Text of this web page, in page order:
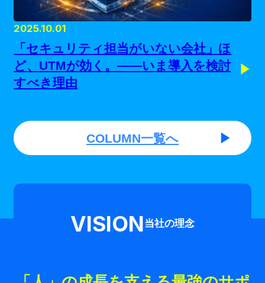
2025.10.01
「セキュリティ担当がいない会社」ほ
ど、UTMが効く。——いま導入を検討
すべき理由
COLUMN一覧へ
VISION当社の理念